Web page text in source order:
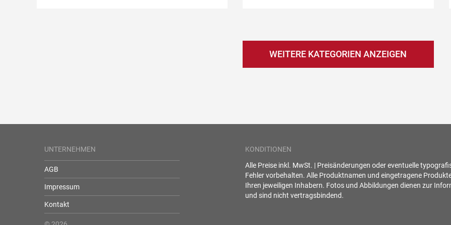
WEITERE KATEGORIEN ANZEIGEN
UNTERNEHMEN
AGB
Impressum
Kontakt
KONDITIONEN
Alle Preise inkl. MwSt. | Preisänderungen oder eventuelle
Fehler vorbehalten. Alle Produktnamen und eingetragene
Ihren jeweiligen Inhabern. Fotos und Abbildungen dienen zur
und sind nicht vertragsbindend.